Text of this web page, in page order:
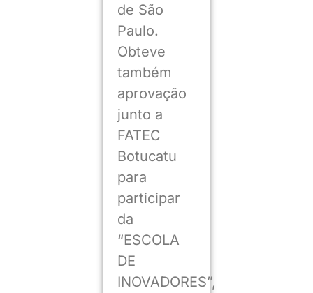
de São
Paulo.
Obteve
também
aprovação
junto a
FATEC
Botucatu
para
participar
da
“ESCOLA
DE
INOVADORES”,